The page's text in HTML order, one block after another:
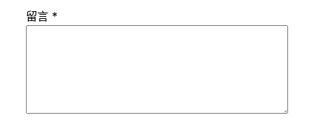
留言 *